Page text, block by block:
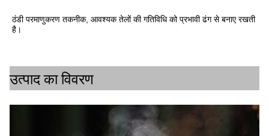
ठंडी परमाणुकरण तकनीक, आवश्यक तेलों की गतिविधि को प्रभावी ढंग से बनाए रखती
है।
उत्पाद का विवरण